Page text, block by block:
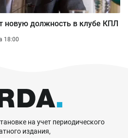
новую должность в клубе КПЛ
18:00
на учет периодического
издания,